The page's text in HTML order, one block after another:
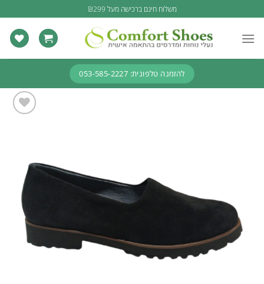
to
content
משלוח חינם ברכישה מעל ₪299
להזמנה טלפונית: 053-585-2227